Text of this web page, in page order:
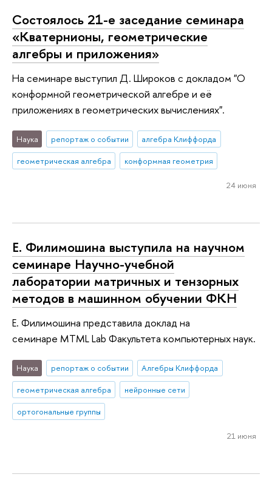
Состоялось 21-е заседание семинара
«Кватернионы, геометрические
алгебры и приложения»
На семинаре выступил Д. Широков с докладом "О
конформной геометрической алгебре и её
приложениях в геометрических вычислениях".
Наука репортаж о событии
алгебра Клиффорда
геометрическая алгебра
конформная геометрия
24 июня
Е. Филимошина выступила на научном
семинаре Научно-учебной
лаборатории матричных и тензорных
методов в машинном обучении ФКН
Е. Филимошина представила доклад на
семинаре MTML Lab Факультета компьютерных наук.
Наука репортаж о событии
Алгебры Клиффорда
геометрическая алгебра
нейронные сети
ортогональные группы
21 июня